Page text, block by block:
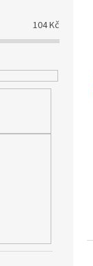
104Kč